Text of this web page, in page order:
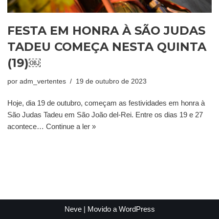
FESTA EM HONRA À SÃO JUDAS
TADEU COMEÇA NESTA QUINTA
(19)￼
por adm_vertentes 19 de outubro de 2023
Hoje, dia 19 de outubro, começam as festividades em honra à
São Judas Tadeu em São João del-Rei. Entre os dias 19 e 27
acontece… Continue a ler »
Neve| Movido a WordPress